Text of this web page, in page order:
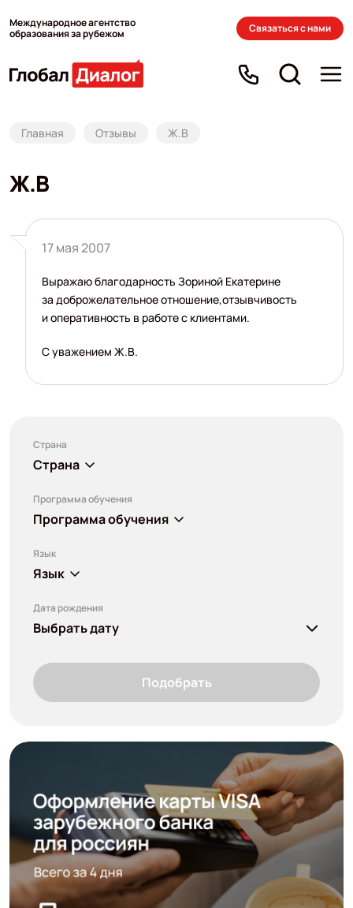
Международное агентство
образования за рубежом
Связаться с нами
Главная Отзывы Ж.В
Ж.В
17 мая 2007
Выражаю благодарность Зориной Екатерине
за доброжелательное отношение,отзывчивость
и оперативность в работе с клиентами.
С уважением Ж.В.
Страна
Страна
Программа обучения
Программа обучения
Язык
Язык
Дата рождения
Выбрать дату
Подобрать